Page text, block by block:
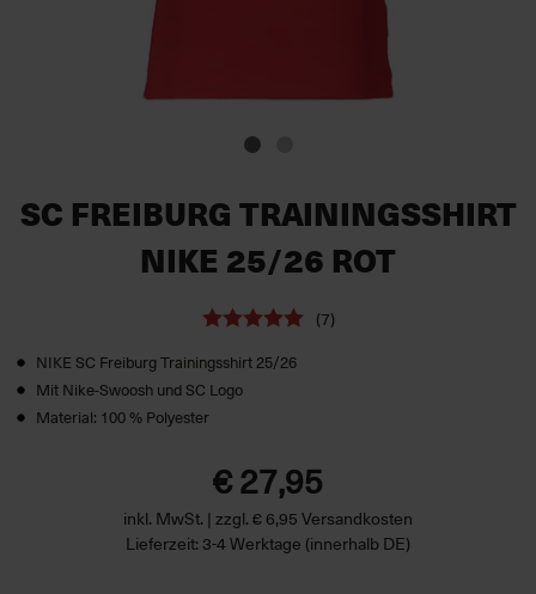
SC FREIBURG TRAININGSSHIRT
NIKE 25/26 ROT
(7)
NIKE SC Freiburg Trainingsshirt 25/26
Mit Nike-Swoosh und SC Logo
Material: 100 % Polyester
€ 27,95
inkl. MwSt. | zzgl. € 6,95 Versandkosten
Lieferzeit: 3-4 Werktage (innerhalb DE)